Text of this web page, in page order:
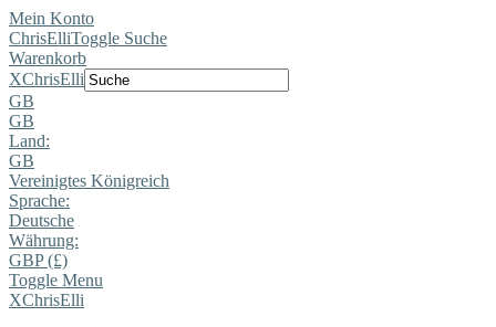
Mein Konto
ChrisElliToggle Suche
Warenkorb
XChrisElli
GB
GB
Land:
GB
Vereinigtes Königreich
Sprache:
Deutsche
Währung:
GBP (£)
Toggle Menu
XChrisElli